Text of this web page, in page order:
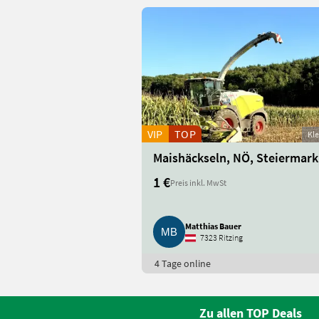
VIP TOP
1 €Preis inkl. MwSt
Matthias Bauer
7323 Ritzing
4 Tage online
Zu allen TOP Deals